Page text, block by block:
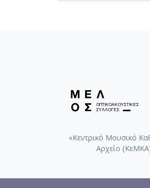
«Κεντρικό Μουσικό
Αρχείο